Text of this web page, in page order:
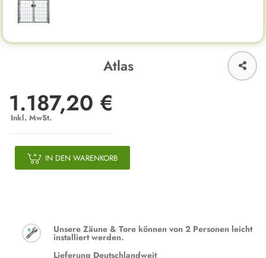
Atlas
1.187,20 €
Inkl. MwSt.
IN DEN WARENKORB
Unsere Zäune & Tore können von 2 Personen leicht
installiert werden.
Lieferung Deutschlandweit